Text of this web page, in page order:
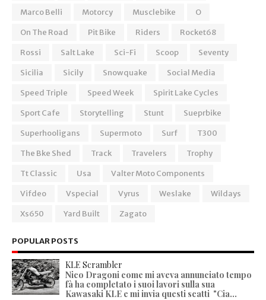
Marco Belli
Motorcy Musclebike
O
On The Road
Pit Bike Riders
Rocket68
Rossi
Salt Lake Sci-Fi Scoop
Seventy
Sicilia
Sicily Snowquake
Social Media
Speed Triple
Speed Week
Spirit Lake Cycles
Sport Cafe
Storytelling Stunt
Sueprbike
Superhooligans
Supermoto Surf
T300
The Bke Shed
Track Travelers
Trophy
Tt Classic
Usa
Valter Moto Components
Vifdeo
Vspecial Vyrus Weslake
Wildays
Xs650
Yard Built Zagato
POPULAR POSTS
KLE Scrambler
Nico Dragoni come mi aveva annunciato tempo
fà ha completato i suoi lavori sulla sua
Kawasaki KLE e mi invia questi scatti "Cia...